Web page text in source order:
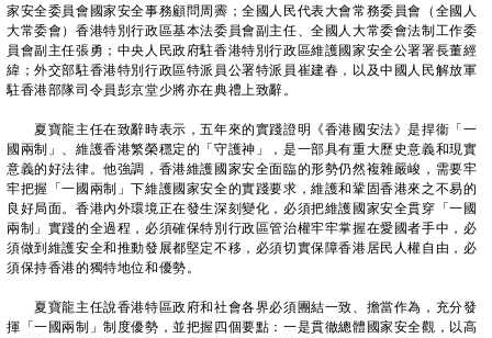
家安全委員會國家安全事務顧問周霽；全國人民代表大會常務委員會（全國人
大常委會）香港特別行政區基本法委員會副主任、全國人大常委會法制工作委
員會副主任張勇；中央人民政府駐香港特別行政區維護國家安全公署署長董經
緯；外交部駐香港特別行政區特派員公署特派員崔建春，以及中國人民解放軍
駐香港部隊司令員彭京堂少將亦在典禮上致辭。
夏寶龍主任在致辭時表示，五年來的實踐證明《香港國安法》是捍衞「一
國兩制」、維護香港繁榮穩定的「守護神」，是一部具有重大歷史意義和現實
意義的好法律。他強調，香港維護國家安全面臨的形勢仍然複雜嚴峻，需要牢
牢把握「一國兩制」下維護國家安全的實踐要求，維護和鞏固香港來之不易的
良好局面。香港內外環境正在發生深刻變化，必須把維護國家安全貫穿「一國
兩制」實踐的全過程，必須確保特別行政區管治權牢牢掌握在愛國者手中，必
須做到維護安全和推動發展都堅定不移，必須切實保障香港居民人權自由，必
須保持香港的獨特地位和優勢。
夏寶龍主任說香港特區政府和社會各界必須團結一致、擔當作為，充分發
揮「一國兩制」制度優勢，並把握四個要點：一是貫徹總體國家安全觀，以高